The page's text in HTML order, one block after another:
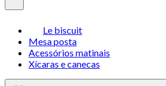
Le biscuit
Mesa posta
Acessórios matinais
Xícaras e canecas